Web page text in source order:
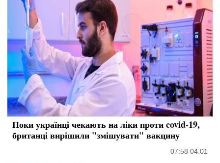
Поки українці чекають на ліки проти covid-19,
британці вирішили "змішувати" вакцину
07:58 04.01